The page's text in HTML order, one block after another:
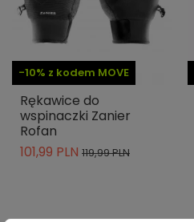
-10% z kodem MOVE
Rękawice do
wspinaczki Zanier
Rofan
101,99 PLN 119,99 PLN